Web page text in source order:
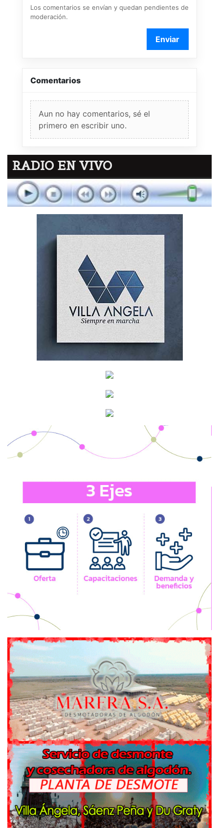
Los comentarios se envían y quedan pendientes de
moderación.
Enviar
Comentarios
Aun no hay comentarios, sé el
primero en escribir uno.
RADIO EN VIVO